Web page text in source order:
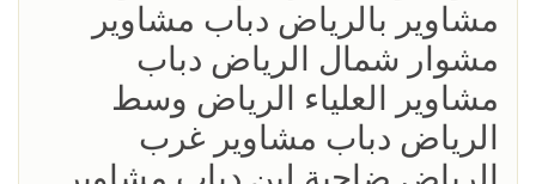
مشاوير بالرياض دباب مشاوير
مشوار شمال الرياض دباب
مشاوير العلياء الرياض وسط
الرياض دباب مشاوير غرب